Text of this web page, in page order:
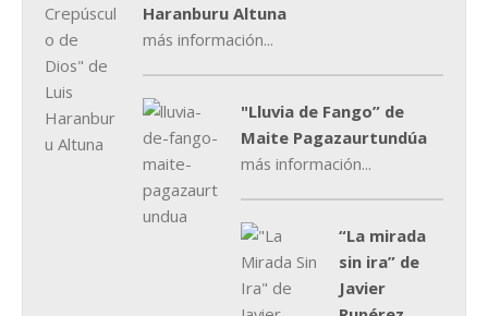
Haranburu Altuna
más información...
"Lluvia de Fango” de
Maite Pagazaurtundúa
más información...
“La mirada
sin ira” de
Javier